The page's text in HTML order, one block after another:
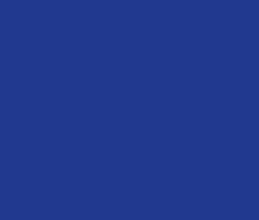
هست؟
معرفی کنید جایگزین